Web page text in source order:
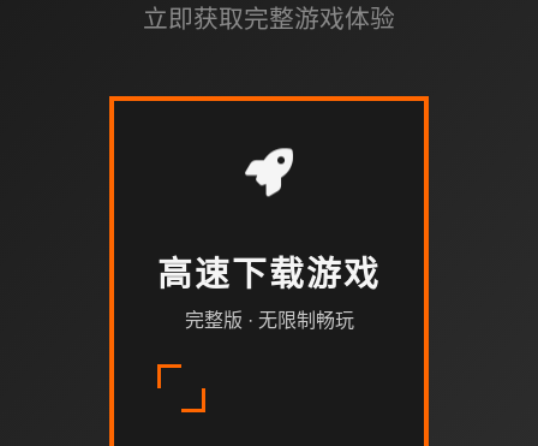
立即获取完整游戏体验
高速下载游戏
完整版 · 无限制畅玩